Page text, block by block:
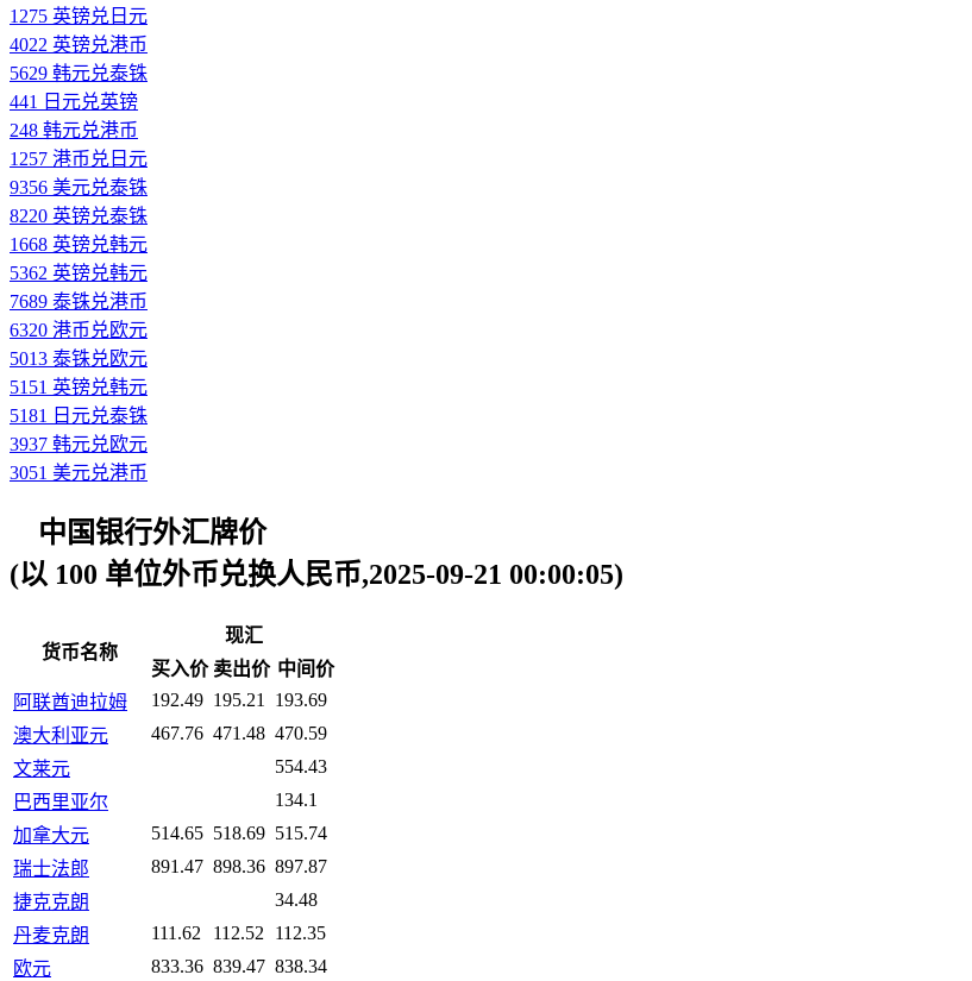
1275 英镑兑日元
4022 英镑兑港币
5629 韩元兑泰铢
441 日元兑英镑
248 韩元兑港币
1257 港币兑日元
9356 美元兑泰铢
8220 英镑兑泰铢
1668 英镑兑韩元
5362 英镑兑韩元
7689 泰铢兑港币
6320 港币兑欧元
5013 泰铢兑欧元
5151 英镑兑韩元
5181 日元兑泰铢
3937 韩元兑欧元
3051 美元兑港币
中国银行外汇牌价
(以 100 单位外币兑换人民币,2025-09-21 00:00:05)
货币名称
现汇
买入价 卖出价 中间价
阿联酋迪拉姆
192.49 195.21
193.69
澳大利亚元
467.76 471.48 470.59
文莱元
554.43
巴西里亚尔
134.1
加拿大元
514.65 518.69 515.74
瑞士法郎
891.47 898.36 897.87
捷克克朗
34.48
丹麦克朗
111.62 112.52
112.35
欧元
833.36 839.47 838.34